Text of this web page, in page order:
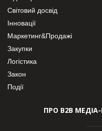
Світовий досвід
Інновації
Маркетинг&Продажі
Закупки
Логістика
Закон
Події
ПРО В2В МЕДІА-